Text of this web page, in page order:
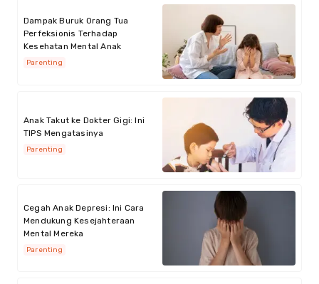
Dampak Buruk Orang Tua
Perfeksionis Terhadap
Kesehatan Mental Anak
Parenting
Anak Takut ke Dokter Gigi: Ini
TIPS Mengatasinya
Parenting
Cegah Anak Depresi: Ini Cara
Mendukung Kesejahteraan
Mental Mereka
Parenting